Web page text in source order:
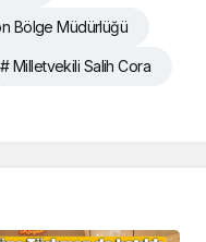
Bölge Müdürlüğü
# Milletvekili Salih Cora